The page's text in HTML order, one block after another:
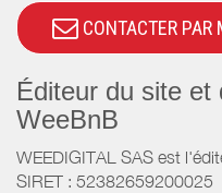
CONTACTER PAR
Éditeur du site et
WeeBnB
WEEDIGITAL SAS est
SIRET : 52382659200025